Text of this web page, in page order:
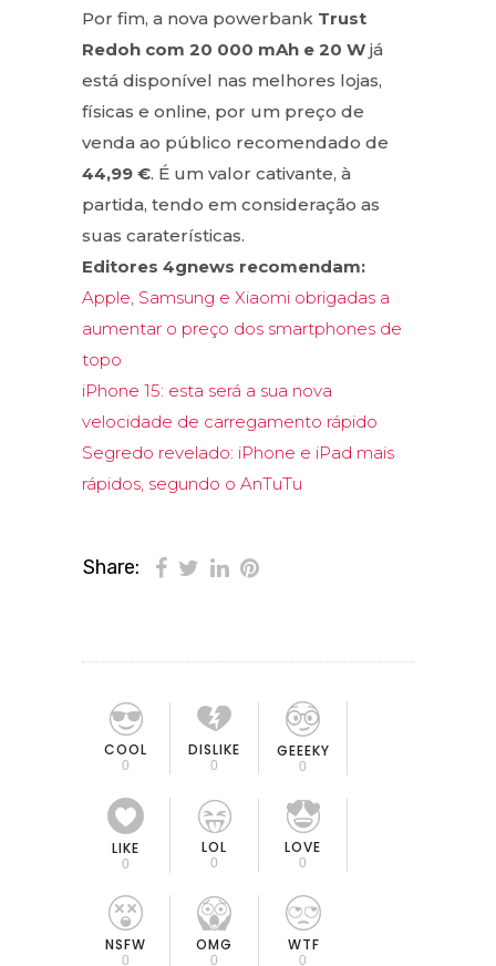
Por fim, a nova powerbank Trust
Redoh com 20 000 mAh e 20 W já
está disponível nas melhores lojas,
físicas e online, por um preço de
venda ao público recomendado de
44,99 €. É um valor cativante, à
partida, tendo em consideração as
suas caraterísticas.
Editores 4gnews recomendam:
Apple, Samsung e Xiaomi obrigadas a
aumentar o preço dos smartphones de
topo
iPhone 15: esta será a sua nova
velocidade de carregamento rápido
Segredo revelado: iPhone e iPad mais
rápidos, segundo o AnTuTu
Share:
COOL
0
DISLIKE
0
GEEEKY
0
LIKE
0
LOL
0
LOVE
0
NSFW
0
OMG
0
WTF
0